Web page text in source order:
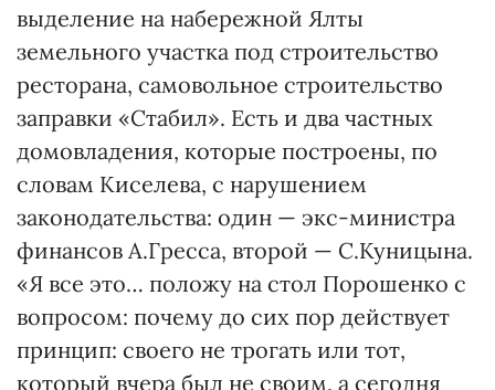
выделение на набережной Ялты
земельного участка под строительство
ресторана, самовольное строительство
заправки «Стабил». Есть и два частных
домовладения, которые построены, по
словам Киселева, с нарушением
законодательства: один — экс-министра
финансов А.Гресса, второй — С.Куницына.
«Я все это… положу на стол Порошенко с
вопросом: почему до сих пор действует
принцип: своего не трогать или тот,
который вчера был не своим, а сегодня